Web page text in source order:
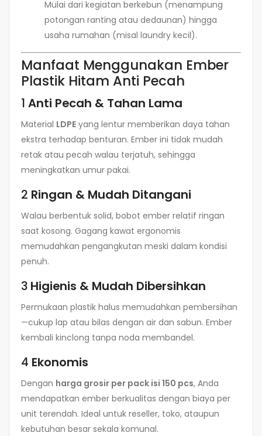
Mulai dari kegiatan berkebun (menampung
potongan ranting atau dedaunan) hingga
usaha rumahan (misal laundry kecil).
Manfaat Menggunakan Ember
Plastik Hitam Anti Pecah
1 Anti Pecah & Tahan Lama
Material LDPE yang lentur memberikan daya tahan
ekstra terhadap benturan. Ember ini tidak mudah
retak atau pecah walau terjatuh, sehingga
meningkatkan umur pakai.
2 Ringan & Mudah Ditangani
Walau berbentuk solid, bobot ember relatif ringan
saat kosong. Gagang kawat ergonomis
memudahkan pengangkutan meski dalam kondisi
penuh.
3 Higienis & Mudah Dibersihkan
Permukaan plastik halus memudahkan pembersihan
—cukup lap atau bilas dengan air dan sabun. Ember
kembali kinclong tanpa noda membandel.
4 Ekonomis
Dengan harga grosir per pack isi 150 pcs, Anda
mendapatkan ember berkualitas dengan biaya per
unit terendah. Ideal untuk reseller, toko, ataupun
kebutuhan besar sekala komunal.